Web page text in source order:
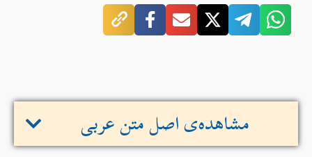
مشاهده‌ی اصل متن عربی